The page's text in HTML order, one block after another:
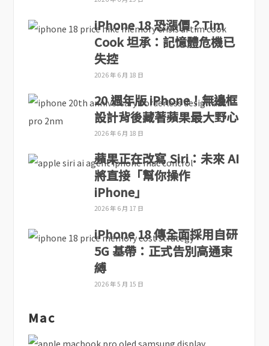
iPhone 18 恐漲價？Tim
Cook 坦承：記憶體危機已
失控
2026 年 6 月 18 日
20 週年版 iPhone！無邊框
設計背後藏著蘋果最大野心
2026 年 6 月 18 日
蘋果正在改寫 Siri：未來 AI
將直接「幫你操作
iPhone」
2026 年 6 月 17 日
iPhone 18 傳全面採用自研
5G 基帶：正式告別高通束
縛
2026 年 5 月 15 日
Mac